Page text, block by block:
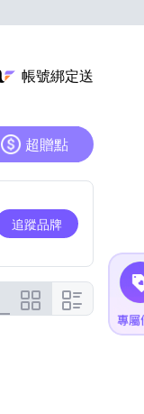
帳號綁定送
超贈點
追蹤品牌